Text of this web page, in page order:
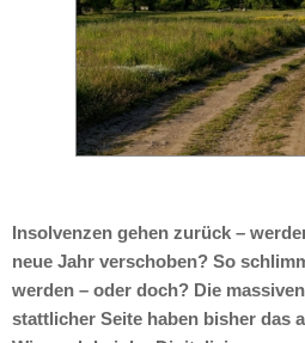
Insolvenzen gehen zurück –
neue Jahr verschoben? So
werden – oder doch? Die
stattlicher Seite haben bisher das